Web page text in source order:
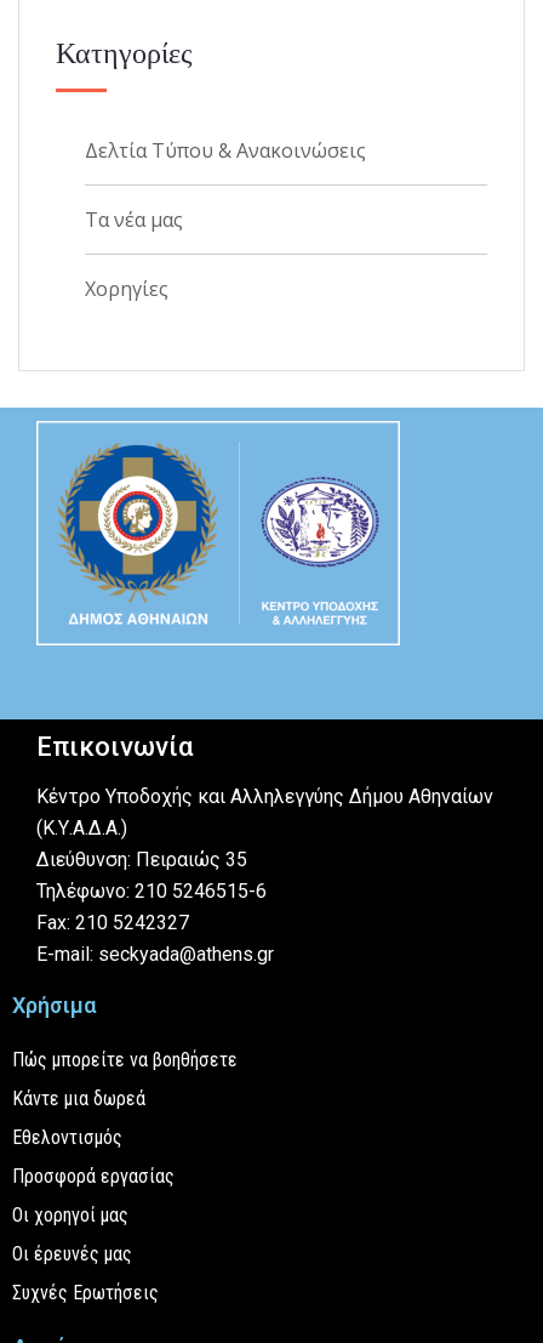
Κατηγορίες
Δελτία Τύπου & Ανακοινώσεις
Τα νέα μας
Χορηγίες
Επικοινωνία
Κέντρο Υποδοχής και Αλληλεγγύης Δήμου Αθηναίων
(Κ.Υ.Α.Δ.Α.)
Διεύθυνση: Πειραιώς 35
Τηλέφωνο: 210 5246515-6
Fax: 210 5242327
E-mail: seckyada@athens.gr
Χρήσιμα
Πώς μπορείτε να βοηθήσετε
Κάντε μια δωρεά
Εθελοντισμός
Προσφορά εργασίας
Οι χορηγοί μας
Οι έρευνές μας
Συχνές Ερωτήσεις